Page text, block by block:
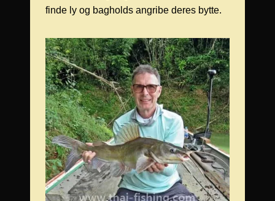
finde ly og bagholds angribe deres bytte.